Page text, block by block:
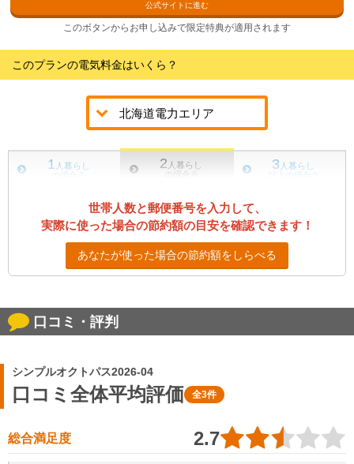
公式サイトに進む
このボタンからお申し込みで限定特典が適用されます
このプランの電気料金はいくら？
1 人暮らし
の場合
2 人暮らし
の場合
※
3 人暮らし
以上の場合
世帯人数と郵便番号を入力して、
実際に使った場合の節約額の目安を確認できます！
あなたが使った場合の節約額をしらべる
口コミ・評判
シンプルオクトパス2026-04
口コミ全体平均評価 全3件
総合満足度 2.7